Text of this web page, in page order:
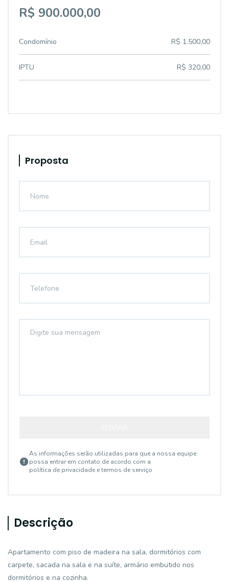
R$ 900.000,00
Condomínio R$ 1.500,00
IPTU R$ 320,00
Proposta
As informações serão utilizadas para que a nossa equipe
possa entrar em contato de acordo com a
política de privacidade e termos de serviço
Descrição
Apartamento com piso de madeira na sala, dormitórios com
carpete, sacada na sala e na suíte, armário embutido nos
dormitórios e na cozinha.